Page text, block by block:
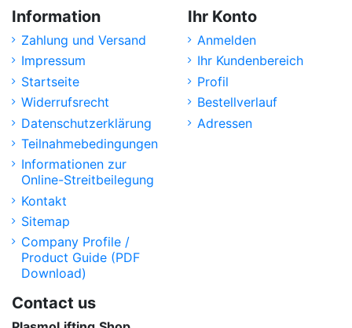
Information
Zahlung und Versand
Impressum
Startseite
Widerrufsrecht
Datenschutzerklärung
Teilnahmebedingungen
Informationen zur
Online-Streitbeilegung
Kontakt
Sitemap
Company Profile /
Product Guide (PDF
Download)
Ihr Konto
Anmelden
Ihr Kundenbereich
Profil
Bestellverlauf
Adressen
Contact us